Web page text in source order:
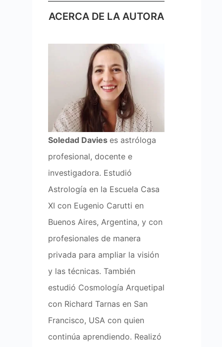
ACERCA DE LA AUTORA
Soledad Davies es astróloga
profesional, docente e
investigadora. Estudió
Astrología en la Escuela Casa
XI con Eugenio Carutti en
Buenos Aires, Argentina, y con
profesionales de manera
privada para ampliar la visión
y las técnicas. También
estudió Cosmología Arquetipal
con Richard Tarnas en San
Francisco, USA con quien
continúa aprendiendo. Realizó